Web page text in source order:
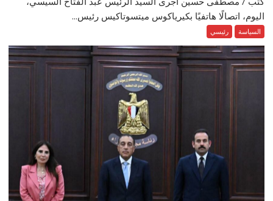
اليوم، اتصالًا هاتفيًا بكيرياكوس ميتسوتاكيس رئيس...
السياسة رئيسي